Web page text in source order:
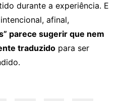
durante a experiência. E
afinal,
parece sugerir que nem
traduzido para ser